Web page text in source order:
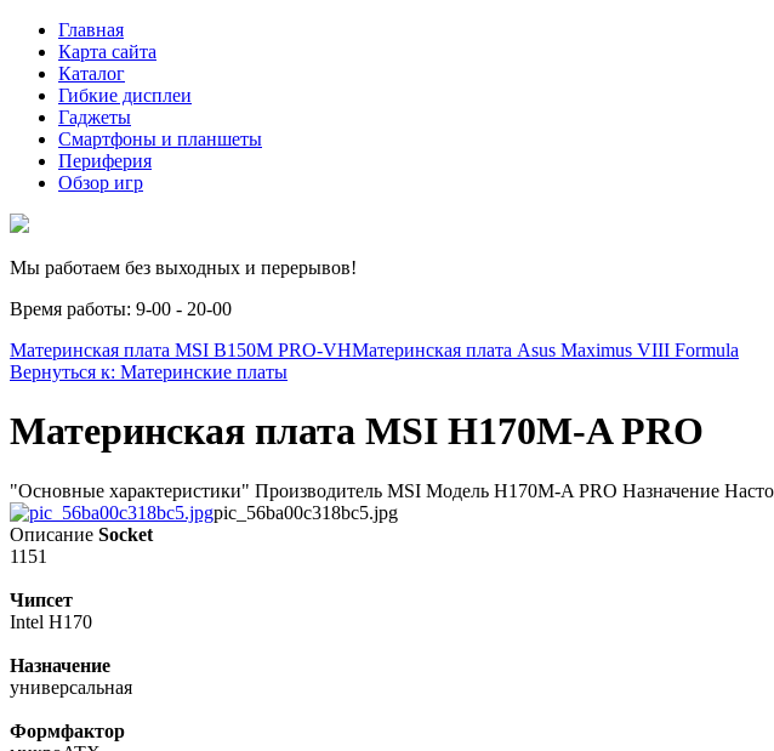
Главная
Карта сайта
Каталог
Гибкие дисплеи
Гаджеты
Смартфоны и планшеты
Периферия
Обзор игр
Мы работаем без выходных и перерывов!
Время работы: 9-00 - 20-00
Материнская плата MSI B150M PRO-VHМатеринская плата Asus Maximus VIII Formula
Вернуться к: Материнские платы
Материнская плата MSI H170M-A PRO
"Основные характеристики" Производитель MSI Модель H170M-A PRO Назначение
pic_56ba00c318bc5.jpg
Описание Socket
1151
Чипсет
Intel H170
Назначение
универсальная
Формфактор